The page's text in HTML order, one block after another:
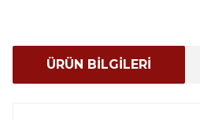
ÜRÜN BİLGİLERİ